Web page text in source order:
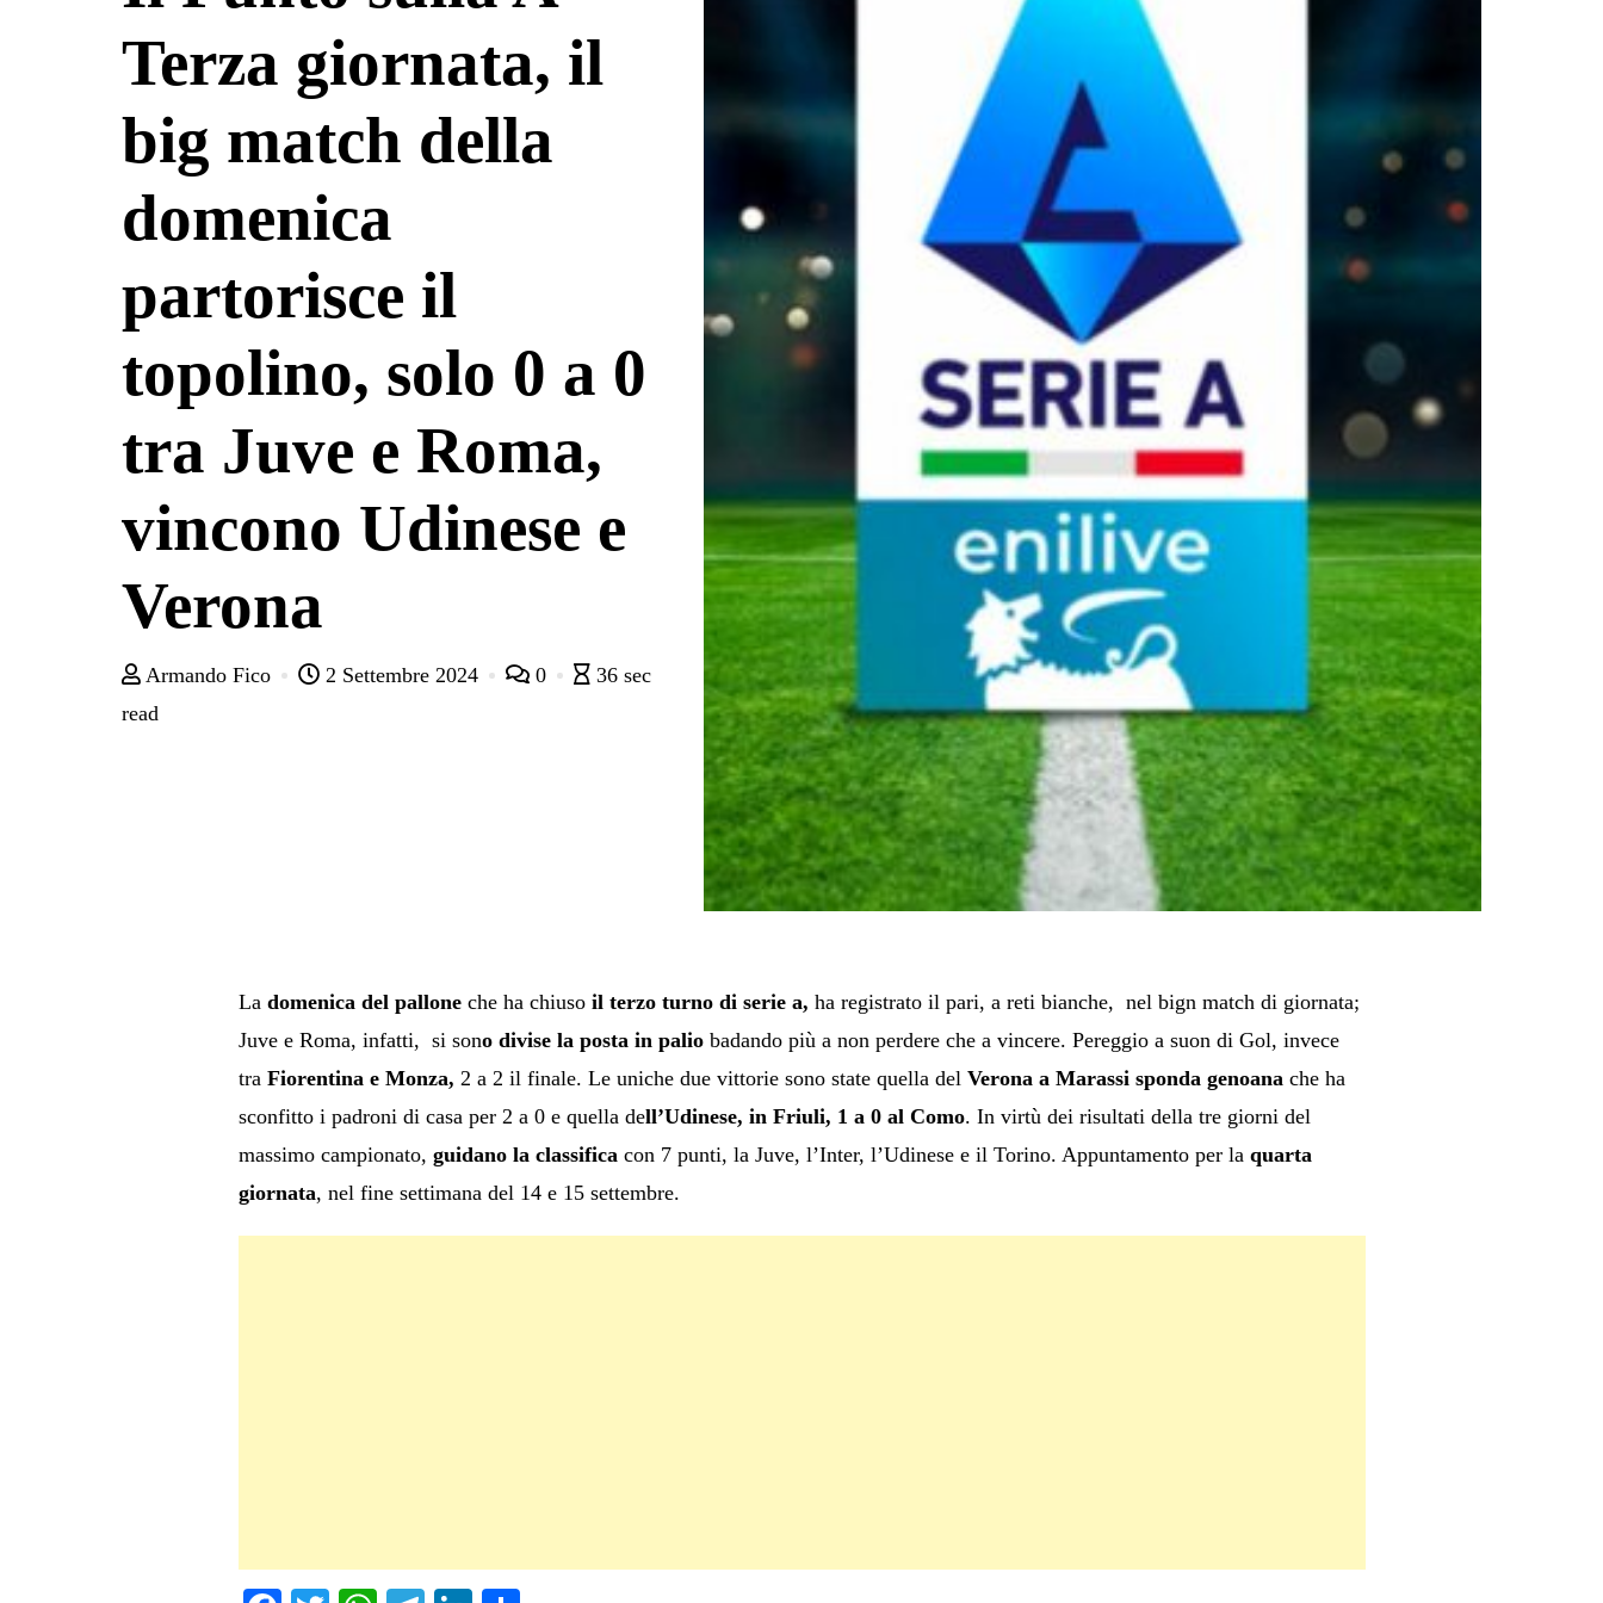
Terza giornata, il
big match della
domenica
partorisce il
topolino, solo 0 a 0
tra Juve e Roma,
vincono Udinese e
Verona
Armando Fico 2 Settembre 2024 0
36 sec
read
Ladomenica del palloneche ha chiusoil terzo turno di serie a, ha registrato il pari, a reti bianche, nel bign match di giornata;
Juve e Roma, infatti, si sono divise la posta in paliobadando più a non perdere che a vincere. Pereggio a suon di Gol, invece
tra Fiorentina e Monza, 2 a 2 il finale. Le uniche due vittorie sono state quella del Verona a Marassi sponda genoanache ha
sconfitto i padroni di casa per 2 a 0 e quella dell’Udinese, in Friuli, 1 a 0 al Como. In virtù dei risultati della tre giorni del
massimo campionato, guidano la classificacon 7 punti, la Juve, l’Inter, l’Udinese e il Torino. Appuntamento per la quarta
giornata, nel fine settimana del 14 e 15 settembre.